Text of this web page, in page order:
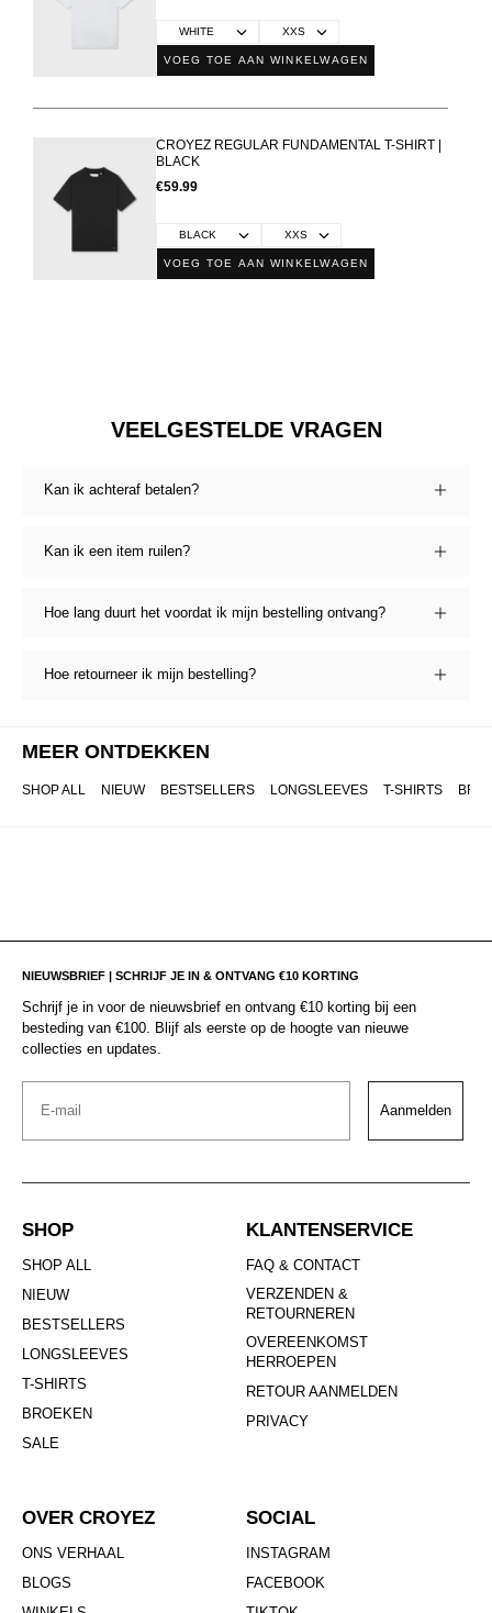
VOEG TOE AAN WINKELWAGEN
CROYEZ REGULAR FUNDAMENTAL T-SHIRT |
BLACK
€59.99
VOEG TOE AAN WINKELWAGEN
VEELGESTELDE VRAGEN
Kan ik achteraf betalen?
Kan ik een item ruilen?
Hoe lang duurt het voordat ik mijn bestelling ontvang?
Hoe retourneer ik mijn bestelling?
MEER ONTDEKKEN
SHOP ALL NIEUW BESTSELLERS LONGSLEEVES T-SHIRTS
NIEUWSBRIEF | SCHRIJF JE IN & ONTVANG €10 KORTING
Schrijf je in voor de nieuwsbrief en ontvang €10 korting bij een
besteding van €100. Blijf als eerste op de hoogte van nieuwe
collecties en updates.
Email
Aanmelden
SHOP
SHOP ALL
NIEUW
BESTSELLERS
LONGSLEEVES
T-SHIRTS
BROEKEN
SALE
KLANTENSERVICE
FAQ & CONTACT
VERZENDEN &
RETOURNEREN
OVEREENKOMST
HERROEPEN
RETOUR AANMELDEN
PRIVACY
OVER CROYEZ
ONS VERHAAL
BLOGS
SOCIAL
INSTAGRAM
FACEBOOK